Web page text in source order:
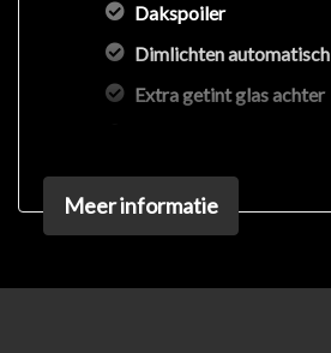
Dakspoiler
Dimlichten automatisch
Extra getint glas achter
Koplampreiniging
Koplampreiniging
Meer informatie